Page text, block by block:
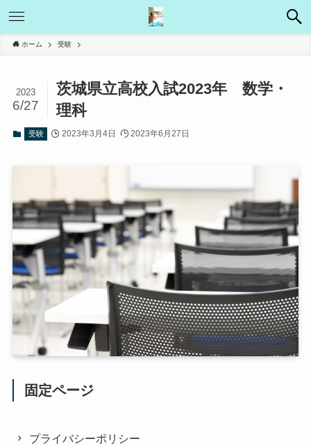
ホーム 受験
茨城県立高校入試2023年 数学・
理科
2023
6/27
受験 2023年3月4日 2023年6月27日
固定ページ
プライバシーポリシー